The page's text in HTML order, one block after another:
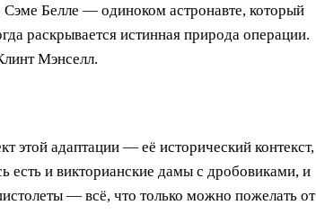
Белле — одиноком астронавте, который
раскрывается истинная природа операции.
Мэнселл.
этой адаптации — её исторический контекст,
и викторианские дамы с дробовиками, и
— всё, что только можно пожелать от